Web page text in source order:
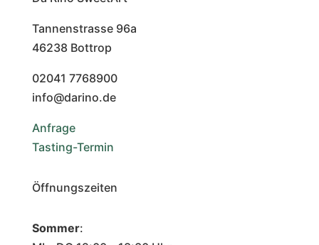
Tannenstrasse 96a
46238 Bottrop
02041 7768900
info@darino.de
Anfrage
Tasting-Termin
Öffnungszeiten
Sommer: